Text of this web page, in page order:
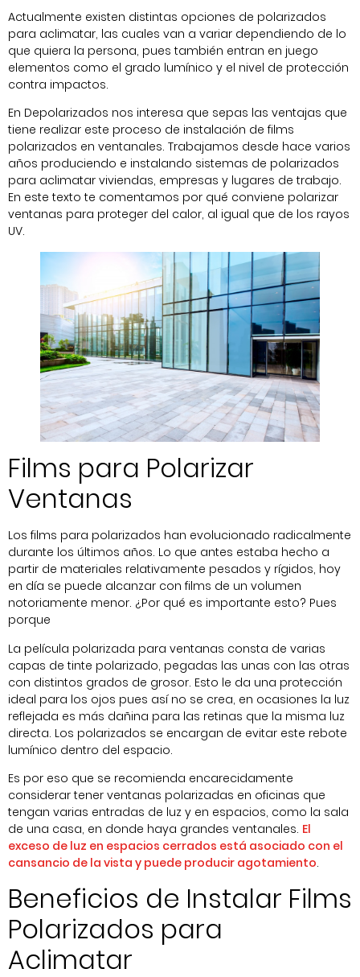
Actualmente existen distintas opciones de polarizados
para aclimatar, las cuales van a variar dependiendo de lo
que quiera la persona, pues también entran en juego
elementos como el grado lumínico y el nivel de protección
contra impactos.
En Depolarizados nos interesa que sepas las ventajas que
tiene realizar este proceso de instalación de films
polarizados en ventanales. Trabajamos desde hace varios
años produciendo e instalando sistemas de polarizados
para aclimatar viviendas, empresas y lugares de trabajo.
En este texto te comentamos por qué conviene polarizar
ventanas para proteger del calor, al igual que de los rayos
UV.
Films para Polarizar
Ventanas
Los films para polarizados han evolucionado radicalmente
durante los últimos años. Lo que antes estaba hecho a
partir de materiales relativamente pesados y rígidos, hoy
en día se puede alcanzar con films de un volumen
notoriamente menor. ¿Por qué es importante esto? Pues
porque
La película polarizada para ventanas consta de varias
capas de tinte polarizado, pegadas las unas con las otras
con distintos grados de grosor. Esto le da una protección
ideal para los ojos pues así no se crea, en ocasiones la luz
reflejada es más dañina para las retinas que la misma luz
directa. Los polarizados se encargan de evitar este rebote
lumínico dentro del espacio.
Es por eso que se recomienda encarecidamente
considerar tener ventanas polarizadas en oficinas que
tengan varias entradas de luz y en espacios, como la sala
de una casa, en donde haya grandes ventanales. El
exceso de luz en espacios cerrados está asociado con el
cansancio de la vista y puede producir agotamiento.
Beneficios de Instalar Films
Polarizados para
Aclimatar